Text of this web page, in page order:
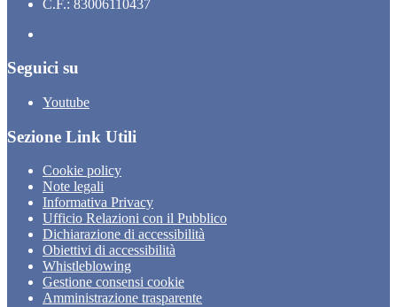
C.F.: 83006110437
Seguici su
Youtube
Sezione Link Utili
Cookie policy
Note legali
Informativa Privacy
Ufficio Relazioni con il Pubblico
Dichiarazione di accessibilità
Obiettivi di accessibilità
Whistleblowing
Gestione consensi cookie
Amministrazione trasparente